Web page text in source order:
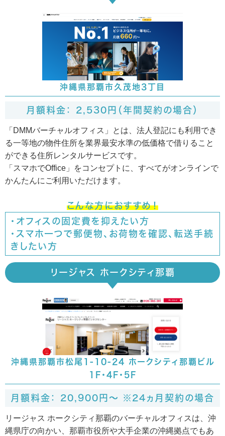
沖縄県那覇市久茂地3丁目
月額料金： 2,530円（年間契約の場合）
「DMMバーチャルオフィス」とは、法人登記にも利用でき
る一等地の物件住所を業界最安水準の低価格で借りること
ができる住所レンタルサービスです。
「スマホでOffice」をコンセプトに、すべてがオンラインで
かんたんにご利用いただけます。
こんな方におすすめ！
・オフィスの固定費を抑えたい方
・スマホ一つで郵便物、お荷物を確認、転送手続
きしたい方
リージャス ホークシティ那覇
沖縄県那覇市松尾1-10-24 ホークシティ那覇ビル
1F･4F･5F
月額料金： 20,900円～ ※24ヵ月契約の場合
リージャス ホークシティ那覇のバーチャルオフィスは、沖
縄県庁の向かい、那覇市役所や大手企業の沖縄拠点でもあ